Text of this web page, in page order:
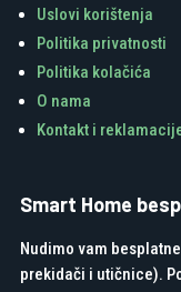
Uslovi korištenja
Politika privatnosti
Politika kolačića
O nama
Kontakt i
Smart Home
Nudimo vam
prekidači i utičnice).